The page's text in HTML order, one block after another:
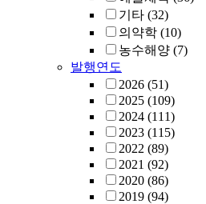
기타 (32)
의약학 (10)
농수해양 (7)
발행연도
2026 (51)
2025 (109)
2024 (111)
2023 (115)
2022 (89)
2021 (92)
2020 (86)
2019 (94)